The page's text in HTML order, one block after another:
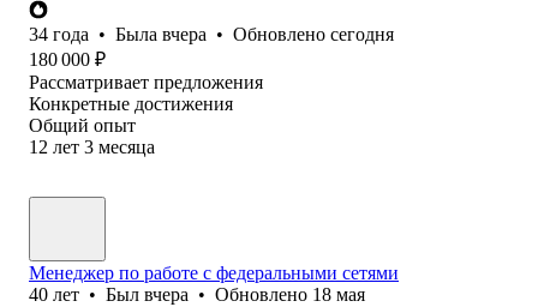
34 года • Была вчера • Обновлено сегодня
180 000 ₽
Рассматривает предложения
Конкретные достижения
Общий опыт
12 лет 3 месяца
Менеджер по работе с федеральными сетями
40 лет • Был вчера • Обновлено 18 мая